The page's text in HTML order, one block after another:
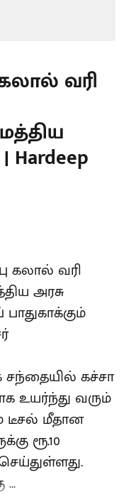
வரி
மத்திய
கலால் வரி
அரசு
கச்சா
வரும்
டீசல் மீதான
ரூ.10